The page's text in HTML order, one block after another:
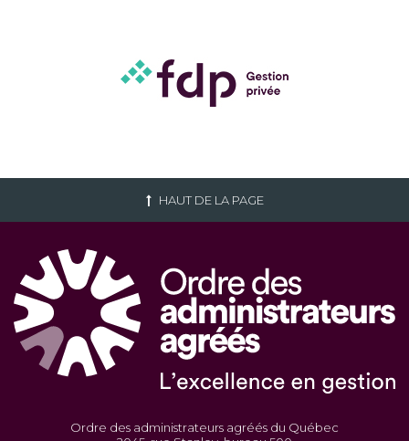
HAUT DE LA PAGE
Ordre des administrateurs agréés du Québec